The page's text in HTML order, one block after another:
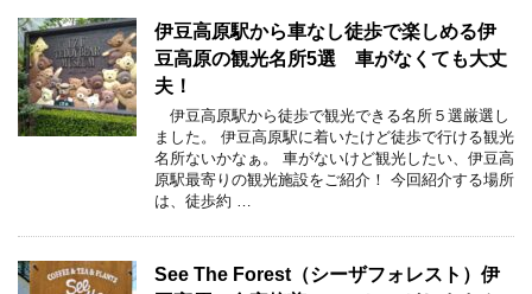
伊豆高原駅から車なし徒歩で楽しめる伊
豆高原の観光名所5選 車がなくても大丈
夫！
伊豆高原駅から徒歩で観光できる名所５選厳選し
ました。 伊豆高原駅に着いたけど徒歩で行ける観光
名所ないかなぁ。 車がないけど観光したい、伊豆高
原駅最寄りの観光施設をご紹介！ 今回紹介する場所
は、徒歩約 …
See The Forest（シーザフォレスト）伊